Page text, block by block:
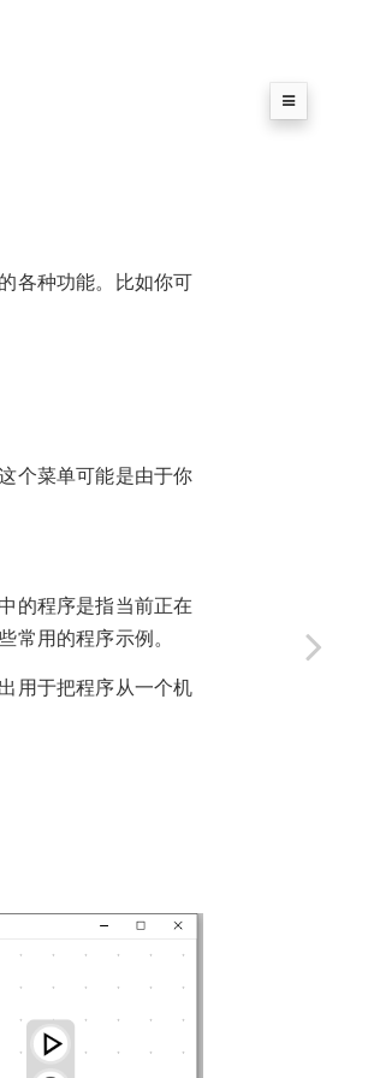
各种功能。比如你可
个菜单可能是由于你
的程序是指当前正在
用的程序示例。
用于把程序从一个机